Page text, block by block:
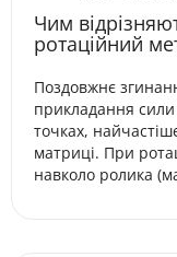
Чим
ротаційний
Поздовжнє
прикладання сили
точках,
матриці. При
навколо ролика